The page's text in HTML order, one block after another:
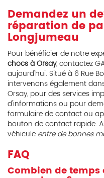
Demandez un
réparation de
Longjumeau
Pour bénéficier de notre
chocs à Orsay, contactez
aujourd'hui. Situé à 6 Rue
intervenons également
Orsay, pour des services
d'informations ou pour
formulaire de contact ou
bouton de contact rapide.
véhicule entre de bonnes
FAQ
Combien de